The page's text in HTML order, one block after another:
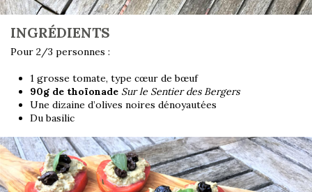
INGRÉDIENTS
Pour 2/3 personnes :
1 grosse tomate, type cœur de bœuf
90g de thoïonade Sur le Sentier des Bergers
Une dizaine d’olives noires dénoyautées
Du basilic